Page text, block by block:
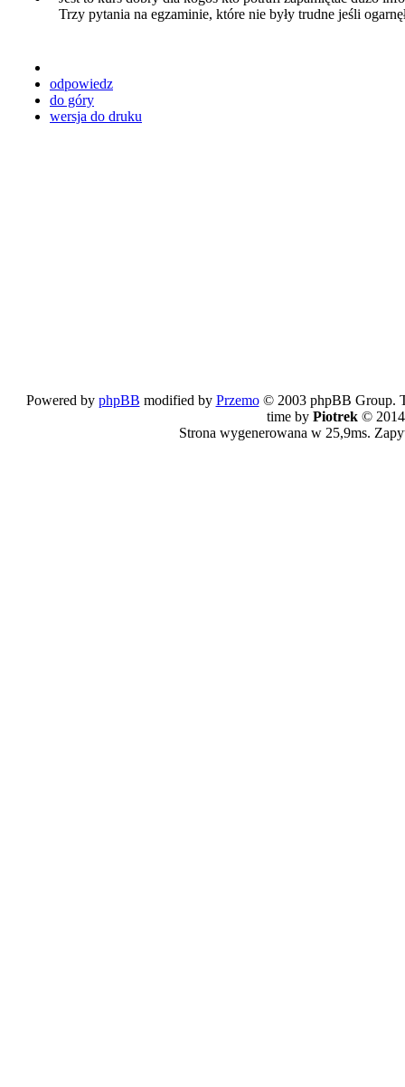
Trzy pytania na egzaminie, które nie były trudne jeśli
odpowiedz
do góry
wersja do druku
Powered by phpBB modified by Przemo© 2003 phpBB Group.
time by Piotrek © 2014
Strona wygenerowana w 25,9ms.